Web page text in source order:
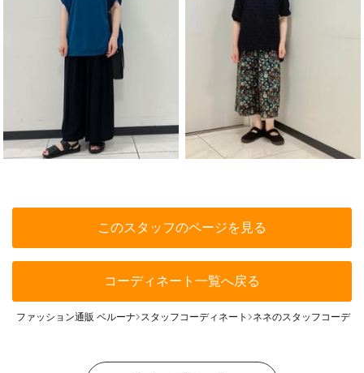
このスタッフのページを見る
コーディネート一覧へ戻る
ファッション通販 ベルーナ スタッフコーディネート ネネのスタッフコーディ